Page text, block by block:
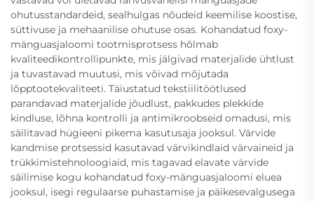
ohutusstandardeid, sealhulgas nõudeid keemilise koostise,
süttivuse ja mehaanilise ohutuse osas. Kohandatud foxy-
mänguasjaloomi tootmisprotsess hõlmab
kvaliteedikontrollipunkte, mis jälgivad materjalide ühtlust
ja tuvastavad muutusi, mis võivad mõjutada
lõpptootekvaliteeti. Täiustatud tekstiilitöötlused
parandavad materjalide jõudlust, pakkudes plekkide
kindluse, lõhna kontrolli ja antimikroobseid omadusi, mis
säilitavad hügieeni pikema kasutusaja jooksul. Värvide
kandmise protsessid kasutavad värvikindlaid värvaineid ja
trükkimistehnoloogiaid, mis tagavad elavate värvide
säilimise kogu kohandatud foxy-mänguasjaloomi eluea
jooksul, isegi regulaarse puhastamise ja päikesevalgusega